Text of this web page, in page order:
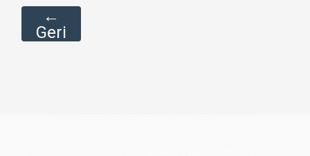
←
Geri